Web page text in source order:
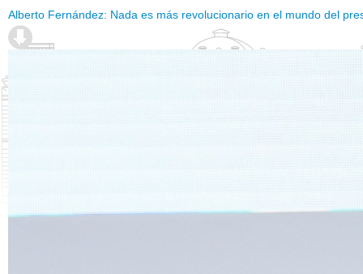
Alberto Fernández: Nada es más revolucionario en el mundo del